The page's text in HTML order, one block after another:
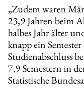
„Zudem waren
23,9 Jahren beim
halbes Jahr älter
knapp ein
Studienabschluss
7,9 Semestern in
Statistische